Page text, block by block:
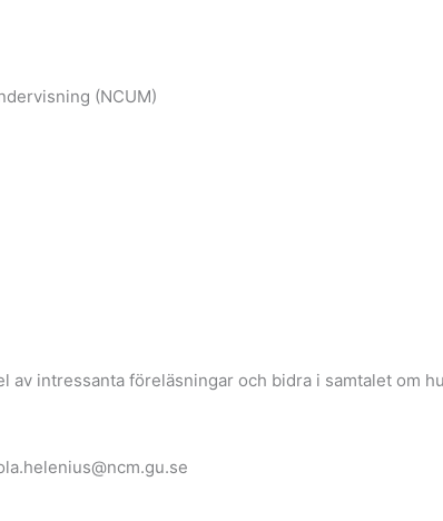
(NCUM)
av intressanta föreläsningar och bidra i samtalet om